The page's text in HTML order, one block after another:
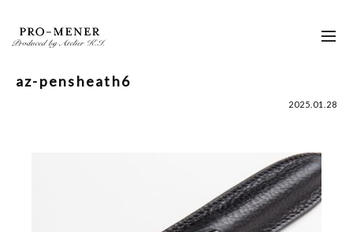
content
az-pensheath6
2025.01.28